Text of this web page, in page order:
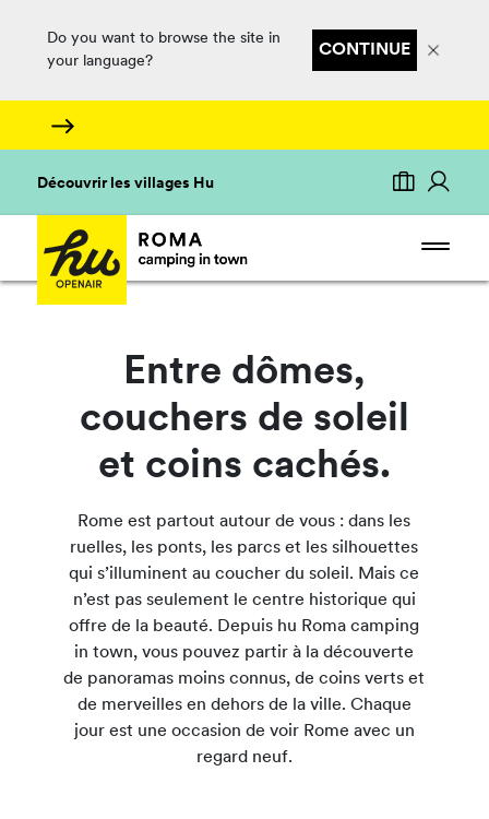
Do you want to browse the site in
your language?
CONTINUE
Découvrir les villages Hu
Entre dômes,
couchers de soleil
et coins cachés.
Rome est partout autour de vous : dans les
ruelles, les ponts, les parcs et les silhouettes
qui s’illuminent au coucher du soleil. Mais ce
n’est pas seulement le centre historique qui
offre de la beauté. Depuis hu Roma camping
in town, vous pouvez partir à la découverte
de panoramas moins connus, de coins verts et
de merveilles en dehors de la ville. Chaque
jour est une occasion de voir Rome avec un
regard neuf.